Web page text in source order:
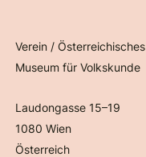
Verein / Österreichisches
Museum für Volkskunde
Laudongasse 15–19
1080 Wien
Österreich